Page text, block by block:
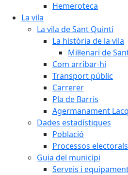
Hemeroteca
La vila
La vila de Sant Quintí
La història de la vila
Mil·lenari de
Com arribar-hi
Transport públic
Carrerer
Pla de Barris
Agermanament
Dades estadístiques
Població
Processos electorals
Guia del municipi
Serveis i